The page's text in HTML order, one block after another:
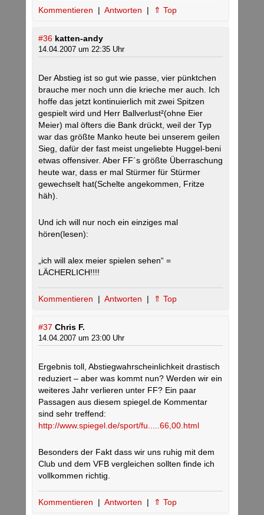
Kommentieren | Antworten | ⇑ Top
#36 katten-andy
14.04.2007 um 22:35 Uhr
Der Abstieg ist so gut wie passe, vier pünktchen
brauche mer noch unn die krieche mer auch. Ich
hoffe das jetzt kontinuierlich mit zwei Spitzen
gespielt wird und Herr Ballverlust²(ohne Eier
Meier) mal öfters die Bank drückt, weil der Typ
war das größte Manko heute bei unserem geilen
Sieg, dafür der fast meist ungeliebte Huggel-beni
etwas offensiver. Aber FF´s größte Überraschung
heute war, dass er mal Stürmer für Stürmer
gewechselt hat(Schelte angekommen, Fritze
häh).
Und ich will nur noch ein einziges mal
hören(lesen):
„ich will alex meier spielen sehen“ =
LÄCHERLICH!!!!
Kommentieren | Antworten | ⇑ Top
#37 Chris F.
14.04.2007 um 23:00 Uhr
Ergebnis toll, Abstiegwahrscheinlichkeit drastisch
reduziert – aber was kommt nun? Werden wir ein
weiteres Jahr verlieren unter FF? Ein paar
Passagen aus diesem spiegel.de Kommentar
sind sehr treffend:
http://www.spiegel.de/sport/fu.....66,00.html
Besonders der Fakt dass wir uns ruhig mit dem
Club und dem VFB vergleichen sollten finde ich
vollkommen richtig.
Kommentieren | Antworten | ⇑ Top